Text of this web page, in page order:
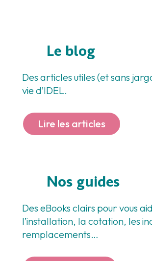
Le blog
Des articles utiles (et sans
vie d’IDEL.
Lire les articles
Nos guides
Des eBooks clairs pour vous
l’installation, la cotation, les
remplacements…